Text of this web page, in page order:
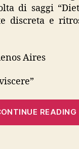
di saggi
discreta e
Aires
READING